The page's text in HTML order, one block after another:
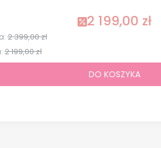
Cena
2 199,00 zł
2 399,00 zł
2 199,00 zł
DO KOSZYKA